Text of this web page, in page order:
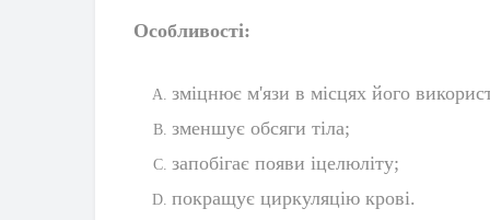
Особливості:
зміцнює м'язи в місцях його
зменшує обсяги тіла;
запобігає появи іцелюліту;
покращує циркуляцію крові.